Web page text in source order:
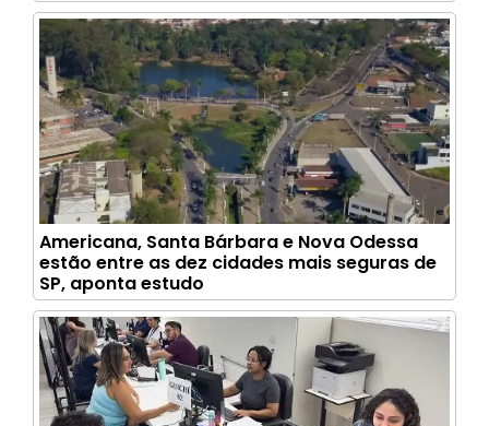
Americana, Santa Bárbara e Nova Odessa
estão entre as dez cidades mais seguras de
SP, aponta estudo